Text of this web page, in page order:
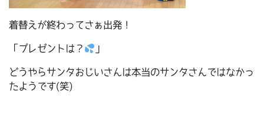
着替えが終わってさぁ出発！
「プレゼントは？ 」
どうやらサンタおじいさんは本当のサンタさんではなかっ
たようです(笑)